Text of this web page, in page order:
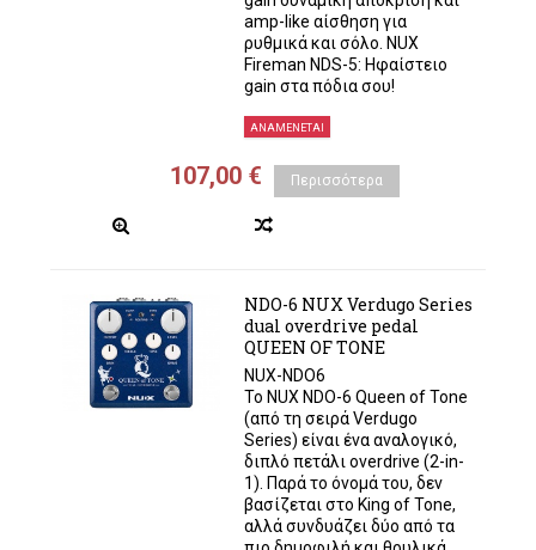
amp-like αίσθηση για
ρυθμικά και σόλο. NUX
Fireman NDS-5: Ηφαίστειο
gain στα πόδια σου!
ΑΝΑΜΈΝΕΤΑΙ
107,00 € Περισσότερα
NDO-6 NUX Verdugo Series
dual overdrive pedal
QUEEN OF TONE
NUX-NDO6
Το NUX NDO-6 Queen of Tone
(από τη σειρά Verdugo
Series) είναι ένα αναλογικό,
διπλό πετάλι overdrive (2-in-
1). Παρά το όνομά του, δεν
βασίζεται στο King of Tone,
αλλά συνδυάζει δύο από τα